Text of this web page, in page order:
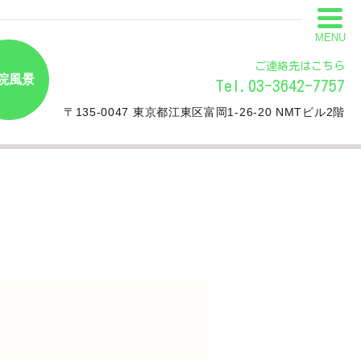
風景
MENU
ご連絡先はこちら
Tel.03-3642-7757
〒135-0047 東京都江東区富岡1-26-20 NMTビル2階